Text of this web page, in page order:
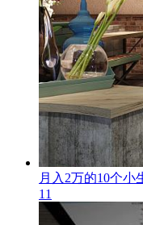
月入2万的10个小
11